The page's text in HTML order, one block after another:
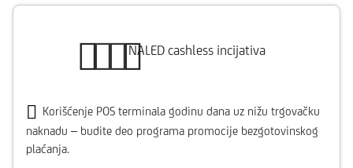
NALED cashless incijativa
Korišćenje POS terminala godinu dana uz nižu trgovačku
naknadu – budite deo programa promocije bezgotovinskog
plaćanja.